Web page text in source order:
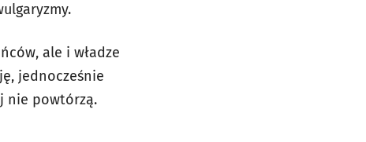
ale i władze
jednocześnie
nie powtórzą.